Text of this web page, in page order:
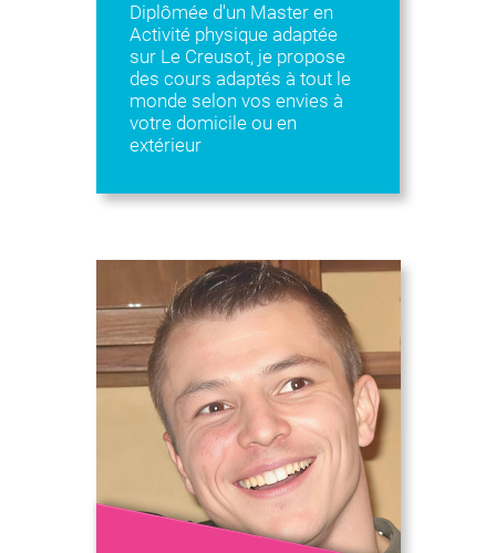
Diplômée d'un Master en
Activité physique adaptée
sur Le Creusot, je propose
des cours adaptés à tout le
monde selon vos envies à
votre domicile ou en
extérieur